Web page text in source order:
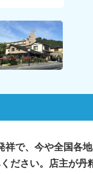
祥で、今や全国各地
ださい。店主が丹